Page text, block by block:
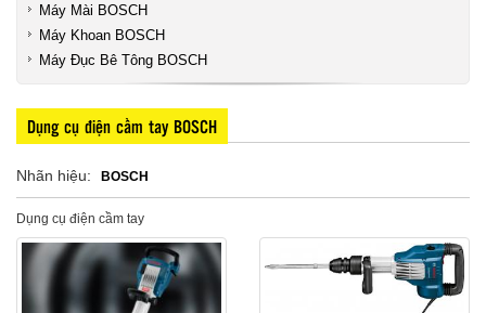
Máy Mài BOSCH
Máy Khoan BOSCH
Máy Đục Bê Tông BOSCH
Dụng cụ điện cầm tay BOSCH
Nhãn hiệu: BOSCH
Dụng cụ điện cầm tay